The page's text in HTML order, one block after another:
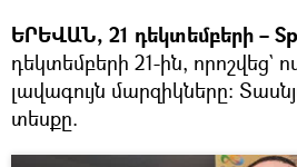
ԵՐԵՎԱՆ, 21 դեկտեմբերի –
դեկտեմբերի 21-ին, որոշվեց`
լավագույն մարզիկները։
տեսքը.